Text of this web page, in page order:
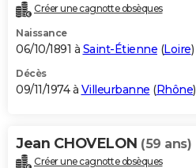
Créer une cagnotte obsèques
Naissance
06/10/1891 à Saint-Étienne (Loire)
Décès
09/11/1974 à Villeurbanne (Rhône)
Jean CHOVELON (59 ans)
Créer une cagnotte obsèques